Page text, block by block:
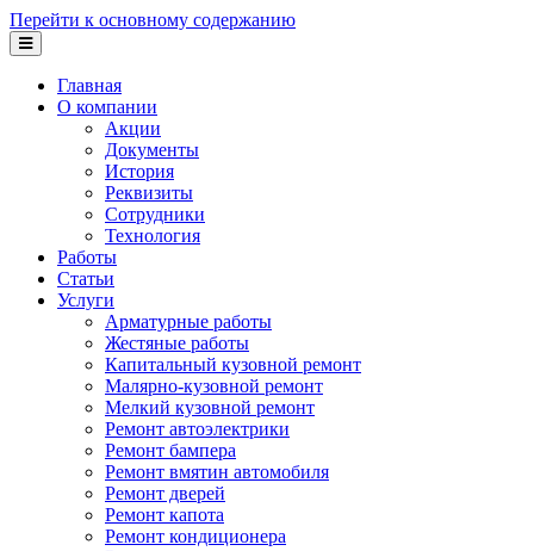
Перейти к основному содержанию
Главная
О компании
Акции
Документы
История
Реквизиты
Сотрудники
Технология
Работы
Статьи
Услуги
Арматурные работы
Жестяные работы
Капитальный кузовной ремонт
Малярно-кузовной ремонт
Мелкий кузовной ремонт
Ремонт автоэлектрики
Ремонт бампера
Ремонт вмятин автомобиля
Ремонт дверей
Ремонт капота
Ремонт кондиционера